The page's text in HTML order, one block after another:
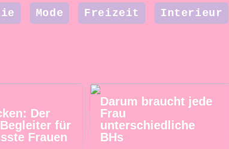
Mode Freizeit
Interieur
Der
für
Frauen
Darum braucht jede
Frau
unterschiedliche
BHs